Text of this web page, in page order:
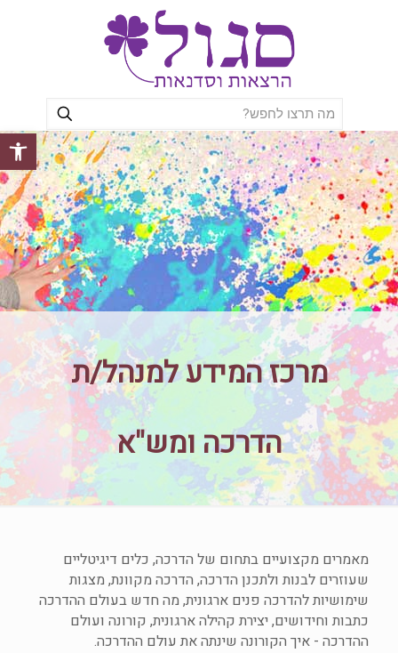
פתח
מרכז המידע למנהל/ת
הדרכה ומש"א
מאמרים מקצועיים בתחום של הדרכה, כלים דיגיטליים
שעוזרים לבנות ולתכנן הדרכה, הדרכה מקוונת, מצגות
שימושיות להדרכה פנים ארגונית, מה חדש בעולם ההדרכה
כתבות וחידושים, יצירת קהילה ארגונית, קורונה ועולם
ההדרכה - איך הקורונה שינתה את עולם ההדרכה.